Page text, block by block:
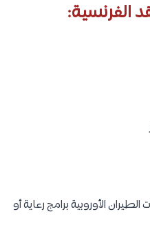
الفرنسية:
الأوروبية برامج رعاية أو